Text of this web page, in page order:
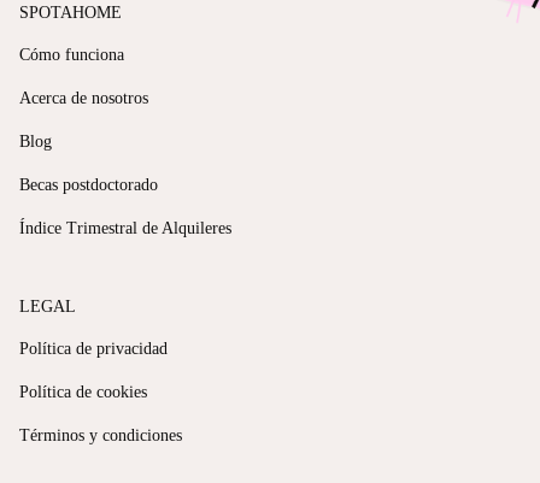
SPOTAHOME
Cómo funciona
Acerca de nosotros
Blog
Becas postdoctorado
Índice Trimestral de Alquileres
LEGAL
Política de privacidad
Política de cookies
Términos y condiciones